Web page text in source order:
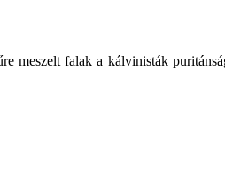
meszelt falak a kálvinisták